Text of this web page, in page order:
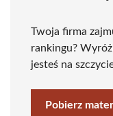
Twoja firma
rankingu?
jesteś na
Pobierz